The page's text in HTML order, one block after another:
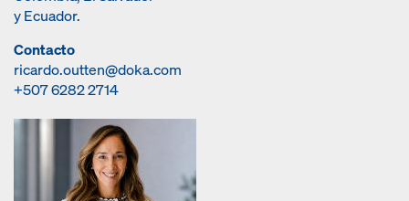
y Ecuador.
Contacto
ricardo.outten@doka.com
+507 6282 2714